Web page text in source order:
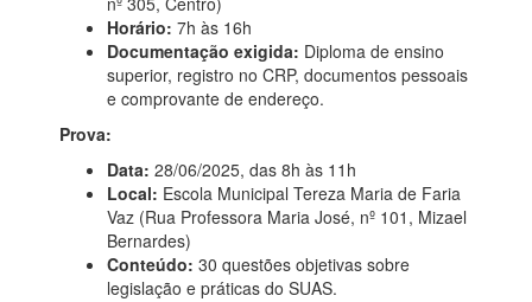
Horário: 7h às 16h
Documentação exigida: Diploma de ensino
superior, registro no CRP, documentos pessoais
e comprovante de endereço.
Prova:
Data: 28/06/2025, das 8h às 11h
Local: Escola Municipal Tereza Maria de Faria
Vaz (Rua Professora Maria José, nº 101, Mizael
Bernardes)
Conteúdo: 30 questões objetivas sobre
legislação e práticas do SUAS.